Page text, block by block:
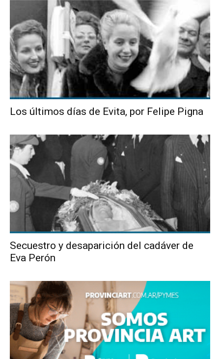
Los últimos días de Evita, por Felipe Pigna
Secuestro y desaparición del cadáver de
Eva Perón